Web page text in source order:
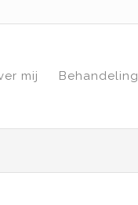
mij Behandeling